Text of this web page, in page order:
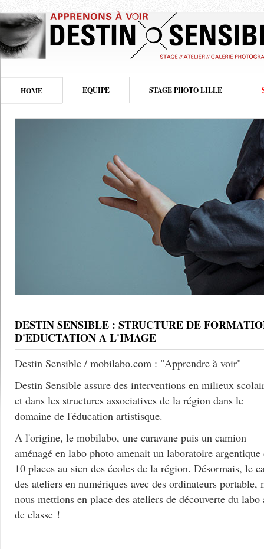
HOME EQUIPE STAGE PHOTO LILLE
DESTIN SENSIBLE : STRUCTURE DE
D'EDUCTATION A L'IMAGE
Destin Sensible / mobilabo.com : "Apprendre à voir"
Destin Sensible assure des interventions en milieux
et dans les structures associatives de la région dans le
domaine de l'éducation artistisque.
A l'origine, le mobilabo, une caravane puis un camion
aménagé en labo photo amenait un laboratoire argentique
10 places au sien des écoles de la région. Désormais, le
des ateliers en numériques avec des ordinateurs
nous mettions en place des ateliers de découverte du labo
de classe !